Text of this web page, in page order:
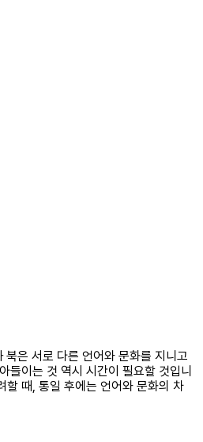
은 서로 다른 언어와 문화를 지니고
들이는 것 역시 시간이 필요할 것입니
할 때, 통일 후에는 언어와 문화의 차